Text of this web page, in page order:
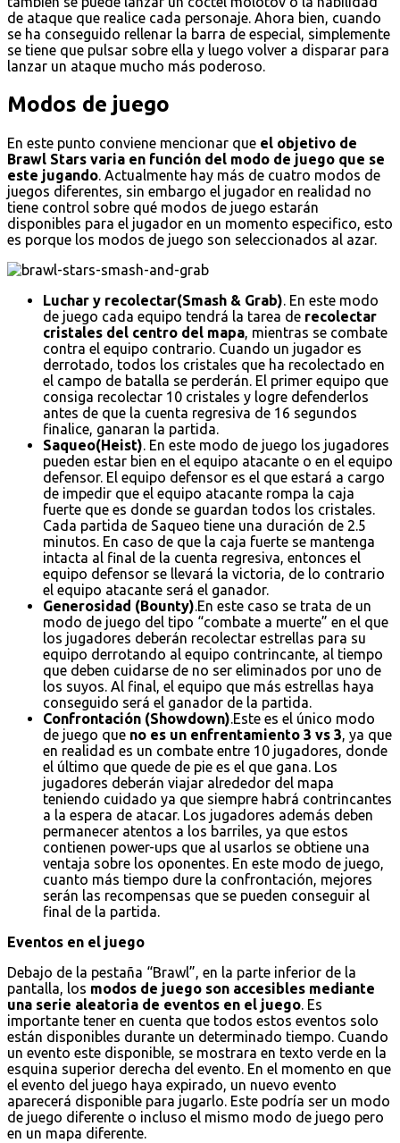
de ataque que realice cada personaje. Ahora bien, cuando
se ha conseguido rellenar la barra de especial, simplemente
se tiene que pulsar sobre ella y luego volver a disparar para
lanzar un ataque mucho más poderoso.
Modos de juego
En este punto conviene mencionar que el objetivo de
Brawl Stars varia en función del modo de juego que se
este jugando. Actualmente hay más de cuatro modos de
juegos diferentes, sin embargo el jugador en realidad no
tiene control sobre qué modos de juego estarán
disponibles para el jugador en un momento especifico, esto
es porque los modos de juego son seleccionados al azar.
Luchar y recolectar(Smash & Grab). En este modo
de juego cada equipo tendrá la tarea de recolectar
cristales del centro del mapa, mientras se combate
contra el equipo contrario. Cuando un jugador es
derrotado, todos los cristales que ha recolectado en
el campo de batalla se perderán. El primer equipo que
consiga recolectar 10 cristales y logre defenderlos
antes de que la cuenta regresiva de 16 segundos
finalice, ganaran la partida.
Saqueo(Heist). En este modo de juego los jugadores
pueden estar bien en el equipo atacante o en el equipo
defensor. El equipo defensor es el que estará a cargo
de impedir que el equipo atacante rompa la caja
fuerte que es donde se guardan todos los cristales.
Cada partida de Saqueo tiene una duración de 2.5
minutos. En caso de que la caja fuerte se mantenga
intacta al final de la cuenta regresiva, entonces el
equipo defensor se llevará la victoria, de lo contrario
el equipo atacante será el ganador.
Generosidad (Bounty).En este caso se trata de un
modo de juego del tipo “combate a muerte” en el que
los jugadores deberán recolectar estrellas para su
equipo derrotando al equipo contrincante, al tiempo
que deben cuidarse de no ser eliminados por uno de
los suyos. Al final, el equipo que más estrellas haya
conseguido será el ganador de la partida.
Confrontación (Showdown).Este es el único modo
de juego que no es un enfrentamiento 3 vs 3, ya que
en realidad es un combate entre 10 jugadores, donde
el último que quede de pie es el que gana. Los
jugadores deberán viajar alrededor del mapa
teniendo cuidado ya que siempre habrá contrincantes
a la espera de atacar. Los jugadores además deben
permanecer atentos a los barriles, ya que estos
contienen power-ups que al usarlos se obtiene una
ventaja sobre los oponentes. En este modo de juego,
cuanto más tiempo dure la confrontación, mejores
serán las recompensas que se pueden conseguir al
final de la partida.
Eventos en el juego
Debajo de la pestaña “Brawl”, en la parte inferior de la
pantalla, los modos de juego son accesibles mediante
una serie aleatoria de eventos en el juego. Es
importante tener en cuenta que todos estos eventos solo
están disponibles durante un determinado tiempo. Cuando
un evento este disponible, se mostrara en texto verde en la
esquina superior derecha del evento. En el momento en que
el evento del juego haya expirado, un nuevo evento
aparecerá disponible para jugarlo. Este podría ser un modo
de juego diferente o incluso el mismo modo de juego pero
en un mapa diferente.